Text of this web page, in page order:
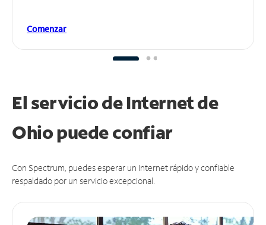
Comenzar
El servicio de Internet de
Ohio puedeconfiar
Con Spectrum, puedes esperar un Internet rápido y confiable
respaldado por un servicio excepcional.